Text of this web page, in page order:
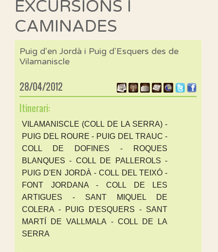
EXCURSIONS I
CAMINADES
Puig d'en Jordà i Puig d'Esquers des de
Vilamaniscle
28/04/2012
Itinerari:
VILAMANISCLE (COLL DE LA SERRA) -
PUIG DEL ROURE - PUIG DEL TRAUC -
COLL DE DOFINES - ROQUES
BLANQUES - COLL DE PALLEROLS -
PUIG D'EN JORDÀ - COLL DEL TEIXÓ -
FONT JORDANA - COLL DE LES
ARTIGUES - SANT MIQUEL DE
COLERA - PUIG D'ESQUERS - SANT
MARTÍ DE VALLMALA - COLL DE LA
SERRA